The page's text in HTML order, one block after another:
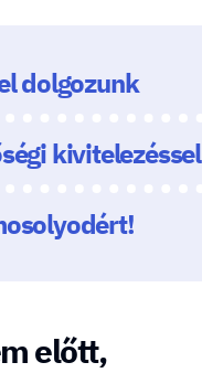
dolgozunk
kivitelezéssel
előtt,